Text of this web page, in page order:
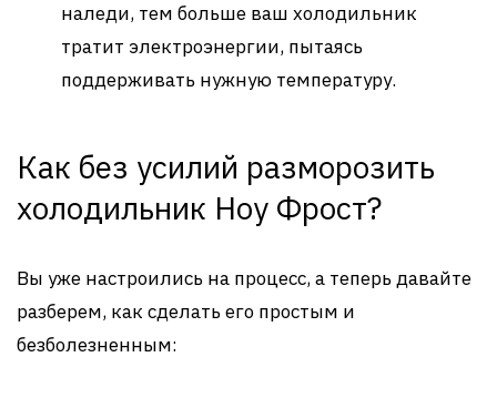
наледи, тем больше ваш холодильник
тратит электроэнергии, пытаясь
поддерживать нужную температуру.
Как без усилий разморозить
холодильник Ноу Фрост?
Вы уже настроились на процесс, а теперь давайте
разберем, как сделать его простым и
безболезненным: